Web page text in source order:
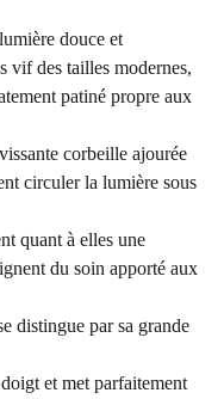
douce et
vif des tailles modernes,
patiné propre aux
corbeille ajourée
circuler la lumière sous
quant à elles une
du soin apporté aux
distingue par sa grande
et met parfaitement